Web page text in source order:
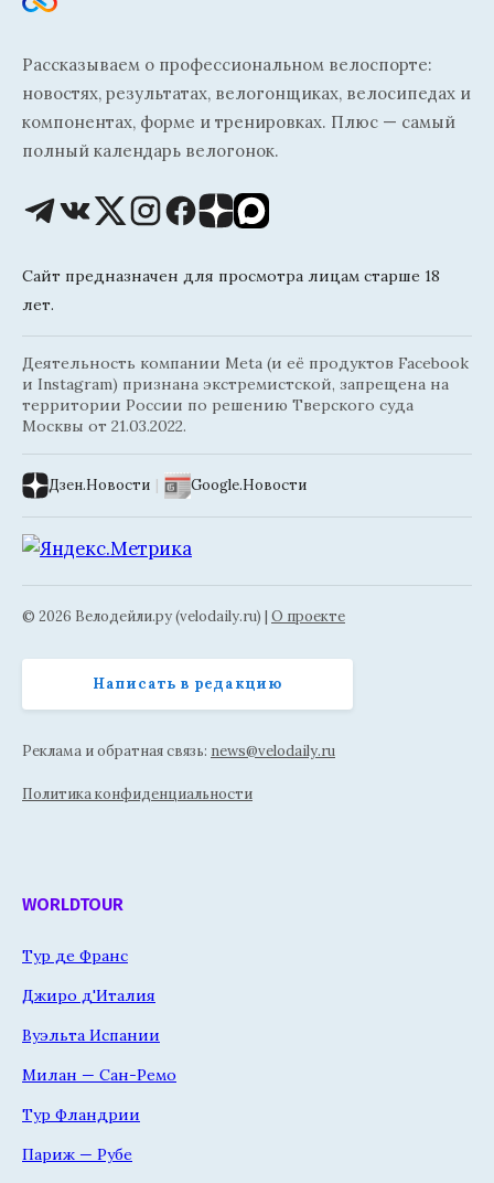
Рассказываем о профессиональном велоспорте:
новостях, результатах, велогонщиках, велосипедах и
компонентах, форме и тренировках. Плюс — самый
полный календарь велогонок.
Сайт предназначен для просмотра лицам старше 18
лет.
Деятельность компании Meta (и её продуктов Facebook
и Instagram) признана экстремистской, запрещена на
территории России по решению Тверского суда
Москвы от 21.03.2022.
Дзен.Новости | Google.Новости
© 2026 Велодейли.ру (velodaily.ru) | О проекте
Написать в редакцию
Реклама и обратная связь: news@velodaily.ru
Политика конфиденциальности
WORLDTOUR
Тур де Франс
Джиро д'Италия
Вуэльта Испании
Милан — Сан-Ремо
Тур Фландрии
Париж — Рубе